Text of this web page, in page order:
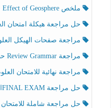
ملخص Effect of Geosphere حسب الهيكل الوزاري العلوم المتكاملة الصف الخامس انسبير الفصل الثالث
حل مراجعة هيكلة امتحان العلوم
مراجعة صفحات الهيكل العلوم
مراجعة Review Grammar حسب الهيكل اللغة الإنجليزية الصف الخامس الفصل الثالث
مراجعة نهائية للامتحان العلوم
حل مراجعة FINAL EXAMاللغة الإنجليزية الصف الخامس الفصل الثالث
حل مراجعة شاملة للامتحان اللغة